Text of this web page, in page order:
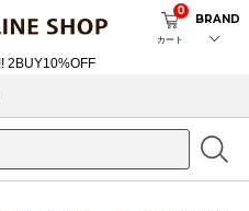
カート
0
BRAND